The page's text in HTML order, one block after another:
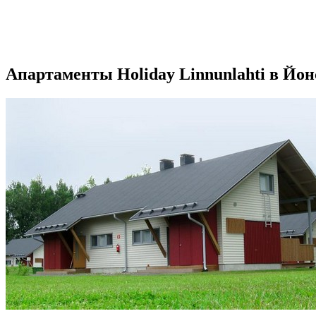
Апартаменты Holiday Linnunlahti в